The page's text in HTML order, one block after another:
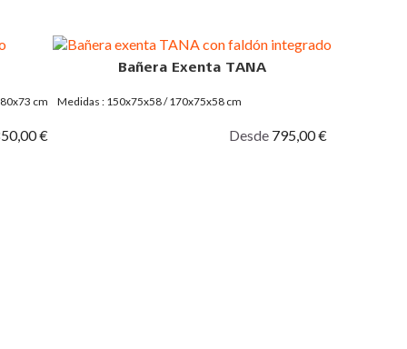
cm
€
Bañera Exenta TANA
Medidas : 150x75x58 / 170x75x58 cm
Desde 795,00 €